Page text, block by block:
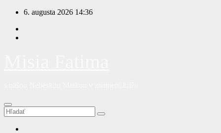
Prejsť
obsah
6. augusta 2026 14:36